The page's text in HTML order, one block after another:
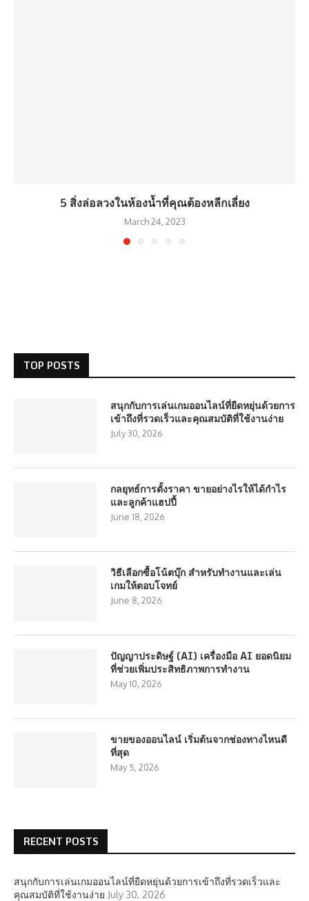
5 สิ่งล่อลวงในห้องน้ำที่คุณต้องหลีกเลี่ยง
March 24, 2023
TOP POSTS
สนุกกับการเล่นเกมออนไลน์ที่ยืดหยุ่นด้วยการ
เข้าถึงที่รวดเร็วและคุณสมบัติที่ใช้งานง่าย
July 30, 2026
กลยุทธ์การตั้งราคา ขายอย่างไรให้ได้กำไร
และลูกค้าแฮปปี้
June 18, 2026
วิธีเลือกซื้อโน้ตบุ๊ก สำหรับทำงานและเล่น
เกมให้ตอบโจทย์
June 8, 2026
ปัญญาประดิษฐ์ (AI) เครื่องมือ AI ยอดนิยม
ที่ช่วยเพิ่มประสิทธิภาพการทำงาน
May 10, 2026
ขายของออนไลน์ เริ่มต้นจากช่องทางไหนดี
ที่สุด
May 5, 2026
RECENT POSTS
สนุกกับการเล่นเกมออนไลน์ที่ยืดหยุ่นด้วยการเข้าถึงที่รวดเร็วและ
คุณสมบัติที่ใช้งานง่าย July 30, 2026